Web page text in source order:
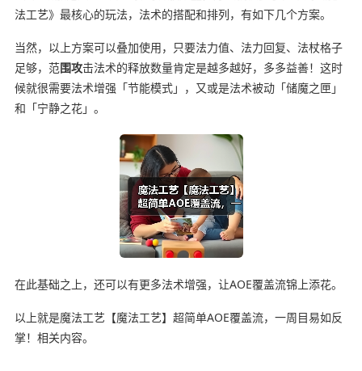
法工艺》最核心的玩法，法术的搭配和排列，有如下几个方案。
当然，以上方案可以叠加使用，只要法力值、法力回复、法杖格子
足够，范围攻击法术的释放数量肯定是越多越好，多多益善！这时
候就很需要法术增强「节能模式」，又或是法术被动「储魔之匣」
和「宁静之花」。
在此基础之上，还可以有更多法术增强，让AOE覆盖流锦上添花。
以上就是魔法工艺【魔法工艺】超简单AOE覆盖流，一周目易如反
掌！相关内容。